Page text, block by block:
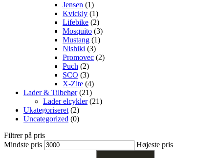
Jensen (1)
Kvickly (1)
Lifebike (2)
Mosquito (3)
Mustang (1)
Nishiki (3)
Promovec (2)
Puch (2)
SCO (3)
X-Zite (4)
Lader & Tilbehør (21)
Lader elcykler (21)
Ukategoriseret (2)
Uncategorized (0)
Filtrer på pris
Mindste pris
Højeste pris